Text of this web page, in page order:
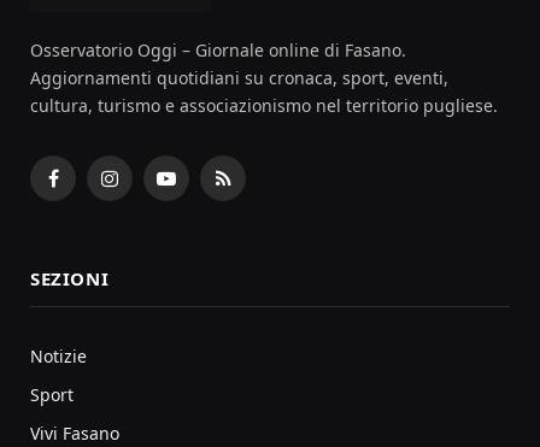
Osservatorio Oggi – Giornale online di Fasano.
Aggiornamenti quotidiani su cronaca, sport, eventi,
cultura, turismo e associazionismo nel territorio pugliese.
FacebookInstagramYouTubeRSS
SEZIONI
Notizie
Sport
Vivi Fasano